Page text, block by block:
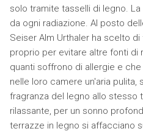
solo tramite tasselli di legno.
da ogni radiazione. Al posto
Seiser Alm Urthaler ha scelto
proprio per evitare altre fonti di
quanti soffrono di allergie e
nelle loro camere un'aria pulita,
fragranza del legno allo stesso
rilassante, per un sonno
terrazze in legno si affacciano